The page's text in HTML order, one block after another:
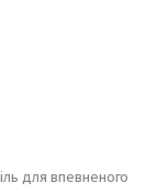
для впевненого